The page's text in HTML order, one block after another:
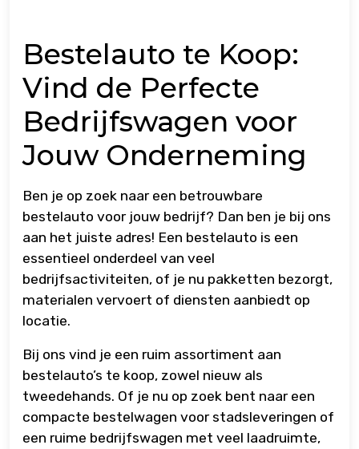
Bestelauto te Koop:
Vind de Perfecte
Bedrijfswagen voor
Jouw Onderneming
Ben je op zoek naar een betrouwbare
bestelauto voor jouw bedrijf? Dan ben je bij ons
aan het juiste adres! Een bestelauto is een
essentieel onderdeel van veel
bedrijfsactiviteiten, of je nu pakketten bezorgt,
materialen vervoert of diensten aanbiedt op
locatie.
Bij ons vind je een ruim assortiment aan
bestelauto’s te koop, zowel nieuw als
tweedehands. Of je nu op zoek bent naar een
compacte bestelwagen voor stadsleveringen of
een ruime bedrijfswagen met veel laadruimte,